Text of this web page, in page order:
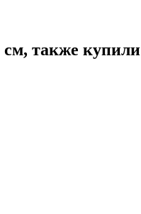
см, также купили